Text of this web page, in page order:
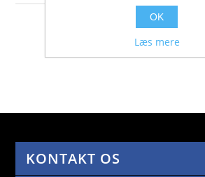
KONTAKT OS
OK
Læs mere